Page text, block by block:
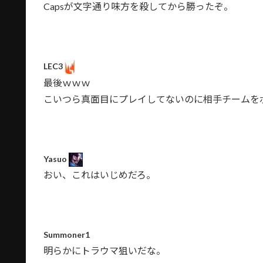
Capsが文字通り味方を殺してから勝ったぞ。
LEC3
最後ｗｗｗ
こいつら真面目にプレイしてないのに相手チームを
Yasuo
おい、これはいじめだろ。
Summoner1
明らかにトラウマ狙いだな。